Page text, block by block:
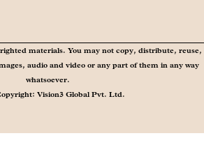
materials. You may not copy, distribute, reuse,
audio and video or any part of them in any way
whatsoever.
Vision3 Global Pvt. Ltd.